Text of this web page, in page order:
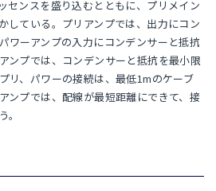
センスを盛り込むとともに、プリメイン
している。プリアンプでは、出力にコン
ワーアンプの入力にコンデンサーと抵抗
ンプでは、コンデンサーと抵抗を最小限
リ、パワーの接続は、最低1mのケーブ
ンプでは、配線が最短距離にできて、接